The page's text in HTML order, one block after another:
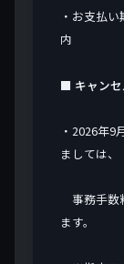
・お支払
内
■ キャンセ
・2026年9
ましては、
事務手数
ます。